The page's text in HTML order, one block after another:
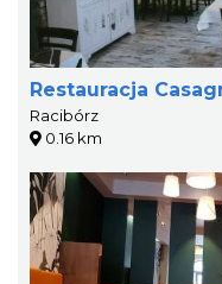
Restauracja
Racibórz
0.16 km